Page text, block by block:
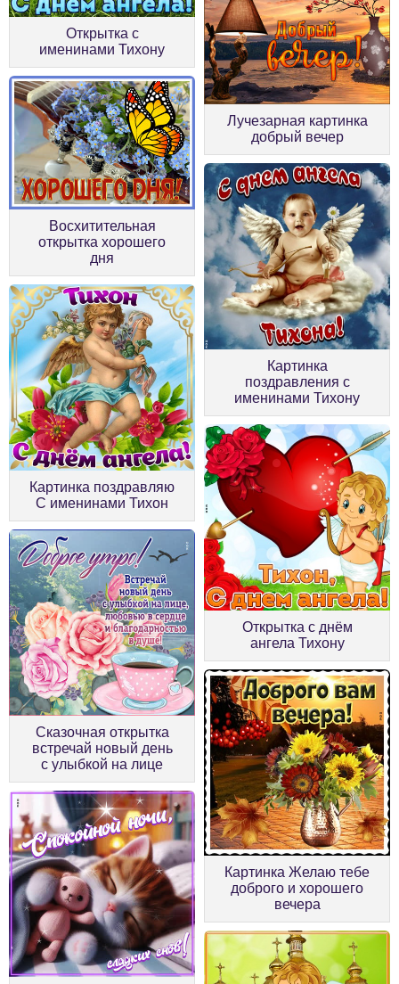
Открытка с
именинами Тихону
Восхитительная
открытка хорошего
дня
Лучезарная картинка
добрый вечер
Картинка поздравляю
С именинами Тихон
Картинка
поздравления с
именинами Тихону
Сказочная открытка
встречай новый день
с улыбкой на лице
Открытка с днём
ангела Тихону
Картинка Желаю тебе
доброго и хорошего
вечера